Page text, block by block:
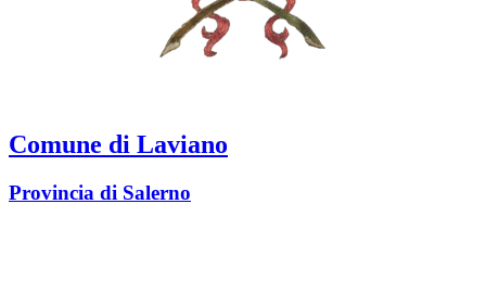
Comune di Laviano
Provincia di Salerno